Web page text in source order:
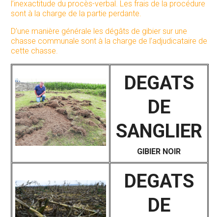
l’inexactitude du procès-verbal. Les frais de la procédure
sont à la charge de la partie perdante.
D’une manière générale les dégâts de gibier sur une
chasse communale sont à la charge de l’adjudicataire de
cette chasse.
DEGATS
DE
SANGLIER
GIBIER NOIR
DEGATS
DE